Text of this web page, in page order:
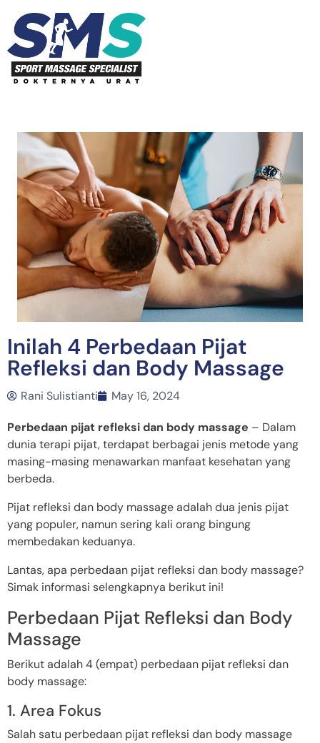
Inilah 4 Perbedaan Pijat
Refleksi dan Body Massage
Rani Sulistianti May 16, 2024
Perbedaan pijat refleksi dan body massage – Dalam
dunia terapi pijat, terdapat berbagai jenis metode yang
masing-masing menawarkan manfaat kesehatan yang
berbeda.
Pijat refleksi dan body massage adalah dua jenis pijat
yang populer, namun sering kali orang bingung
membedakan keduanya.
Lantas, apa perbedaan pijat refleksi dan body massage?
Simak informasi selengkapnya berikut ini!
Perbedaan Pijat Refleksi dan Body
Massage
Berikut adalah 4 (empat) perbedaan pijat refleksi dan
body massage:
1. Area Fokus
Salah satu perbedaan pijat refleksi dan body massage